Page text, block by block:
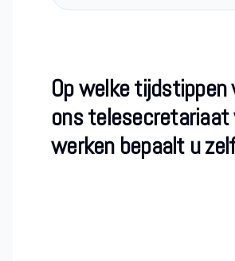
Op welke
ons
werken bepaalt u